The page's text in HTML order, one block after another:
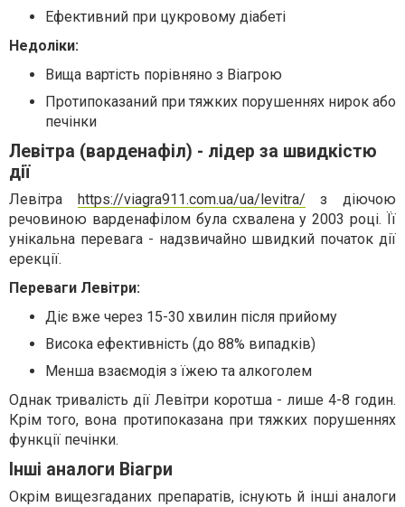
Ефективний при цукровому діабеті
Недоліки:
Вища вартість порівняно з Віагрою
Протипоказаний при тяжких порушеннях нирок або
печінки
Левітра (варденафіл) - лідер за швидкістю
дії
Левітра https://viagra911.com.ua/ua/levitra/ з діючою
речовиною варденафілом була схвалена у 2003 році. Її
унікальна перевага - надзвичайно швидкий початок дії
ерекції.
Переваги Левітри:
Діє вже через 15-30 хвилин після прийому
Висока ефективність (до 88% випадків)
Менша взаємодія з їжею та алкоголем
Однак тривалість дії Левітри коротша - лише 4-8 годин.
Крім того, вона протипоказана при тяжких порушеннях
функції печінки.
Інші аналоги Віагри
Окрім вищезгаданих препаратів, існують й інші аналоги